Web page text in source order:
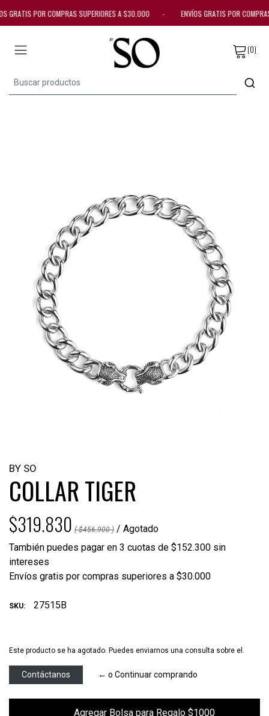
POR COMPRAS SUPERIORES A $30.000 - ENVÍOS GRATIS POR
(0)
BY SO
COLLAR TIGER
$319.830 ( $456.900 ) / Agotado
También puedes pagar en 3 cuotas de $152.300 sin
intereses
Envíos gratis por compras superiores a $30.000
SKU: 27515B
Este producto se ha agotado. Puedes enviarnos una consulta sobre el.
Contáctanos ← o Continuar comprando